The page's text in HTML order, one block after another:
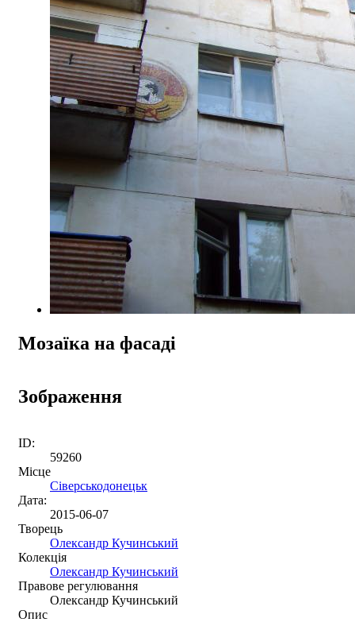
Мозаїка на фасаді
Зображення
ID:
59260
Місце
Сіверськодонецьк
Дата:
2015-06-07
Творець
Олександр Кучинський
Колекція
Олександр Кучинський
Правове регулювання
Олександр Кучинський
Опис